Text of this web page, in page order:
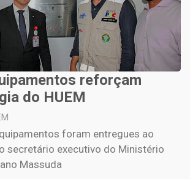
reforçam
do HUEM
foram entregues ao
secretário executivo do Ministério
Massuda